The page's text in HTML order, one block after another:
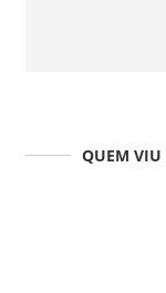
QUEM VIU